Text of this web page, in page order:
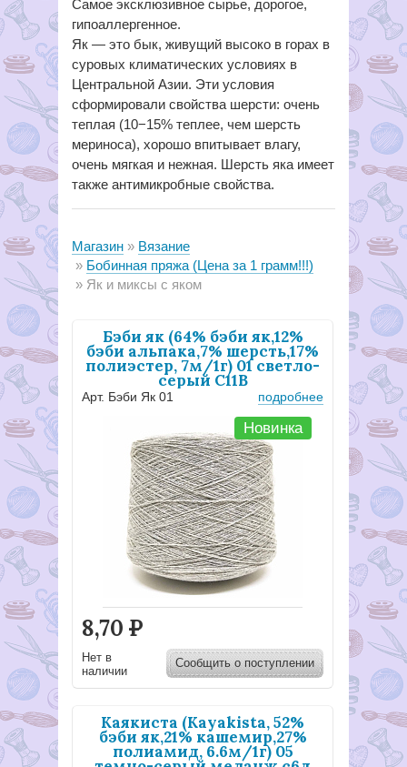
Самое эксклюзивное сырье, дорогое,
гипоаллергенное.
Як — это бык, живущий высоко в горах в
суровых климатических условиях в
Центральной Азии. Эти условия
сформировали свойства шерсти: очень
теплая (10−15% теплее, чем шерсть
мериноса), хорошо впитывает влагу,
очень мягкая и нежная. Шерсть яка имеет
также антимикробные свойства.
Магазин
Вязание
Бобинная пряжа (Цена за 1 грамм!!!)
Як и миксы с яком
Бэби як (64% бэби як,12%
бэби альпака,7% шерсть,17%
полиэстер, 7м/1г) 01 светло-
серый С11В
Арт. Бэби Як 01 подробнее
Новинка
8,70 Р
Нет в
наличии
Сообщить о поступлении
Каякиста (Kayakista, 52%
бэби як,21% кашемир,27%
полиамид, 6.6м/1г) 05